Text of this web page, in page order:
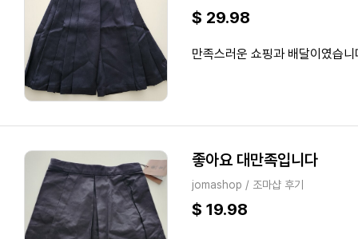
$ 29.98
만족스러운 쇼핑과 배달이였습
좋아요 대만족입니다
jomashop / 조마샵 후기
$ 19.98